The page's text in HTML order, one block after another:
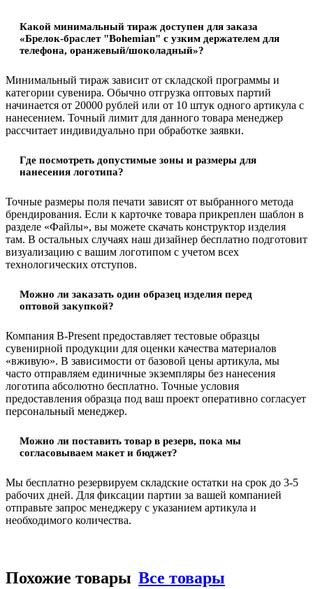
Какой минимальный тираж доступен для заказа
«Брелок-браслет "Bohemian" c узким держателем для
телефона, оранжевый/шоколадный»?
Минимальный тираж зависит от складской программы и
категории сувенира. Обычно отгрузка оптовых партий
начинается от 20000 рублей или от 10 штук одного артикула с
нанесением. Точный лимит для данного товара менеджер
рассчитает индивидуально при обработке заявки.
Где посмотреть допустимые зоны и размеры для
нанесения логотипа?
Точные размеры поля печати зависят от выбранного метода
брендирования. Если к карточке товара прикреплен шаблон в
разделе «Файлы», вы можете скачать конструктор изделия
там. В остальных случаях наш дизайнер бесплатно подготовит
визуализацию с вашим логотипом с учетом всех
технологических отступов.
Можно ли заказать один образец изделия перед
оптовой закупкой?
Компания B-Present предоставляет тестовые образцы
сувенирной продукции для оценки качества материалов
«вживую». В зависимости от базовой цены артикула, мы
часто отправляем единичные экземпляры без нанесения
логотипа абсолютно бесплатно. Точные условия
предоставления образца под ваш проект оперативно согласует
персональный менеджер.
Можно ли поставить товар в резерв, пока мы
согласовываем макет и бюджет?
Мы бесплатно резервируем складские остатки на срок до 3-5
рабочих дней. Для фиксации партии за вашей компанией
отправьте запрос менеджеру с указанием артикула и
необходимого количества.
Похожие товары Все товары